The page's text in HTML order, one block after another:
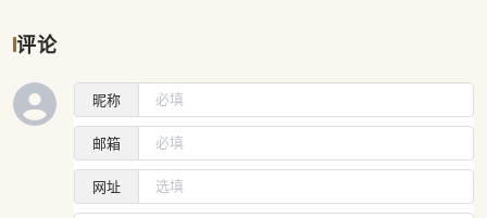
评论
昵称
邮箱
网址